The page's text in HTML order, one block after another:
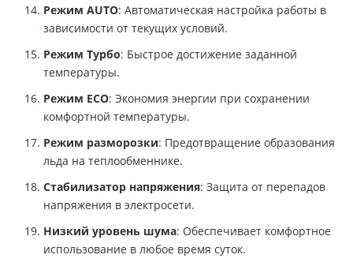
Режим AUTO: Автоматическая настройка работы в
зависимости от текущих условий.
Режим Турбо: Быстрое достижение заданной
температуры.
Режим ECO: Экономия энергии при сохранении
комфортной температуры.
Режим разморозки: Предотвращение образования
льда на теплообменнике.
Стабилизатор напряжения: Защита от перепадов
напряжения в электросети.
Низкий уровень шума: Обеспечивает комфортное
использование в любое время суток.